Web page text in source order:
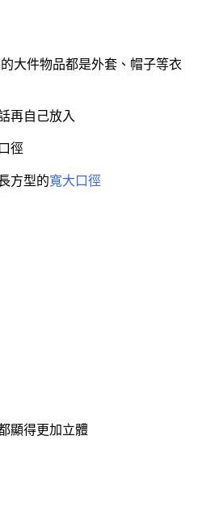
大件物品都是外套、帽子等衣
再自己放入
徑
方型的寬大口徑
顯得更加立體